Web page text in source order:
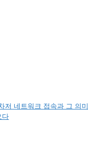
저 네트워크 접속과 그 의미
다